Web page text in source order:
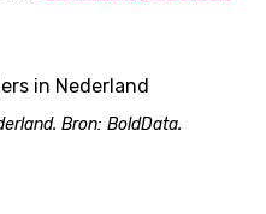
Bron: BoldData.